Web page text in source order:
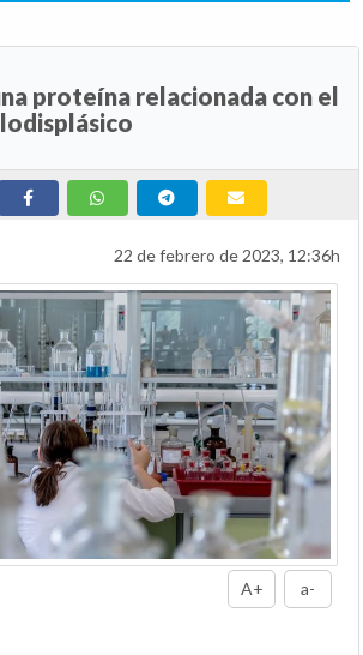
proteína relacionada con el
22 de febrero de 2023, 12:36h
A+ a-